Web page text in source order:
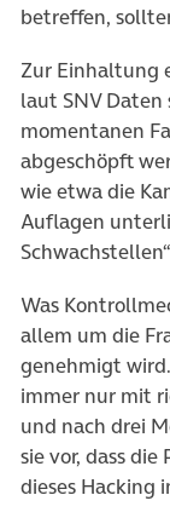
betreffen,
Zur Einhaltung
laut SNV
momentanen
abgeschöpft
wie etwa die
Auflagen
Was
allem um die
genehmigt
immer nur mit
und nach drei
sie vor, dass
dieses Hacking